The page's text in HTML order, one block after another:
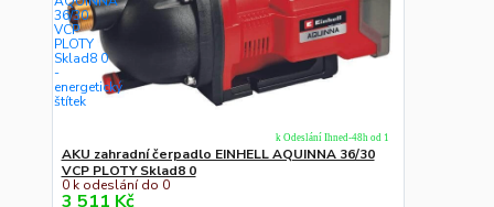
AKU zahradní čerpadlo EINHELL AQUINNA 36/30
VCP PLOTY Sklad8 0
0 k odeslání do 0
3 511 Kč
k Odeslání Ihned-48h od 1